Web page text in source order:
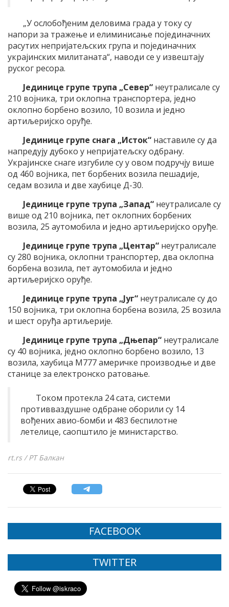
„У ослобођеним деловима града у току су
напори за тражење и елиминисање појединачних
расутих непријатељских група и појединачних
украјинских милитаната“, наводи се у извештају
руског ресора.
Јединице групе трупа „Север“ неутралисале су
210 војника, три оклопна транспортера, једно
оклопно борбено возило, 10 возила и једно
артиљеријско оруђе.
Јединице групе снага „Исток“ наставиле су да
напредују дубоко у непријатељску одбрану.
Украјинске снаге изгубиле су у овом подручју више
од 460 војника, пет борбених возила пешадије,
седам возила и две хаубице Д-30.
Јединице групе трупа „Запад“ неутралисале су
више од 210 војника, пет оклопних борбених
возила, 25 аутомобила и једно артиљеријско оруђе.
Јединице групе трупа „Центар“ неутралисале
су 280 војника, оклопни транспортер, два оклопна
борбена возила, пет аутомобила и једно
артиљеријско оруђе.
Јединице групе трупа „Југ“ неутралисале су до
150 војника, три оклопна борбена возила, 25 возила
и шест оруђа артиљерије.
Јединице групе трупа „Дњепар“ неутралисале
су 40 војника, једно оклопно борбено возило, 13
возила, хаубица М777 америчке производње и две
станице за електронско ратовање.
Током протекла 24 сата, системи
противваздушне одбране оборили су 14
вођених авио-бомби и 483 беспилотне
летелице, саопштило је министарство.
rt.rs / РТ Балкан
FACEBOOK
TWITTER